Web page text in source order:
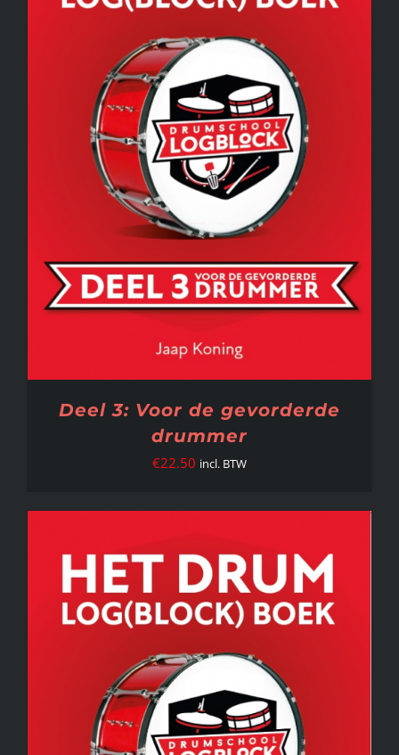
Deel 3: Voor de gevorderde
drummer
€22.50 incl. BTW